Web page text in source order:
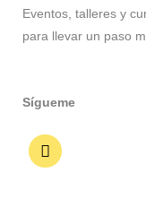
Eventos, talleres y
para llevar un paso
Sígueme